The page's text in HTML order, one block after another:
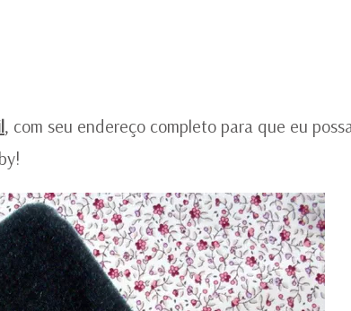
, com seu endereço completo para que eu